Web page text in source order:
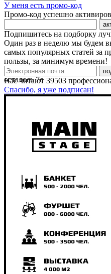
У меня есть промо-код
Промо-код успешно
Подпишитесь на подборку
Один раз в неделю мы будем
самых популярных статей
пользы, за минимум времени!
Нас читают 39503
Спасибо, я уже подписан!
осталось7с